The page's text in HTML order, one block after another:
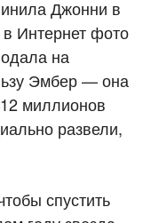
Джонни в
Интернет фото
на
Эмбер — она
миллионов
развели,
спустить